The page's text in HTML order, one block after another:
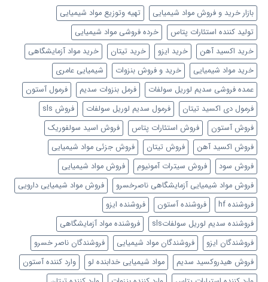
بازار خرید و فروش مواد شیمیایی
تهیه وتوزیع مواد شیمیایی
تولید کننده استئارات پتاس
خرده فروشی مواد شیمیایی
خرید اکسید آهن
خرید ایزو خرید تیتان
خرید مواد آزمایشگاهی
خرید مواد شیمیایی
خرید و فروش بنزوات
شیمیایی عامری
عمده فروشی سدیم لوریل سولفات
فرمل بنزوات سدیم
فرمول آستون
فرمول دی اکسید تیتان
فرمول سدیم لوریل سولفات
فروش sls
فروش آستون
فروش استئارات پتاس
فروش اسید سولفوریک
فروش اکسید آهن
فروش تیتان
فروش جزئی مواد شیمیایی
فروش سود
فروش سیترات آمونیوم
فروش مواد شیمیایی
فروش مواد شیمیایی آزمایشگاهی ناصرخسرو
فروش مواد شیمیایی دارویی
فروشنده hf
فروشنده آستون
فروشنده ایزو
فروشنده سدیم لوریل سولفاتsls
فروشنده مواد آزمایشگاهی
فروشندگان ایزو
فروشندگان مواد شیمیایی
فروشندگان ناصر خسرو
فروش هیدروکسید سدیم
مواد شیمیایی خدابنده لو
وارد کننده آستون